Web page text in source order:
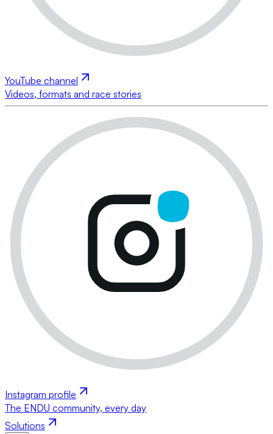
YouTube channel
Videos, formats and race stories
Instagram profile
The ENDU community, every day
Solutions